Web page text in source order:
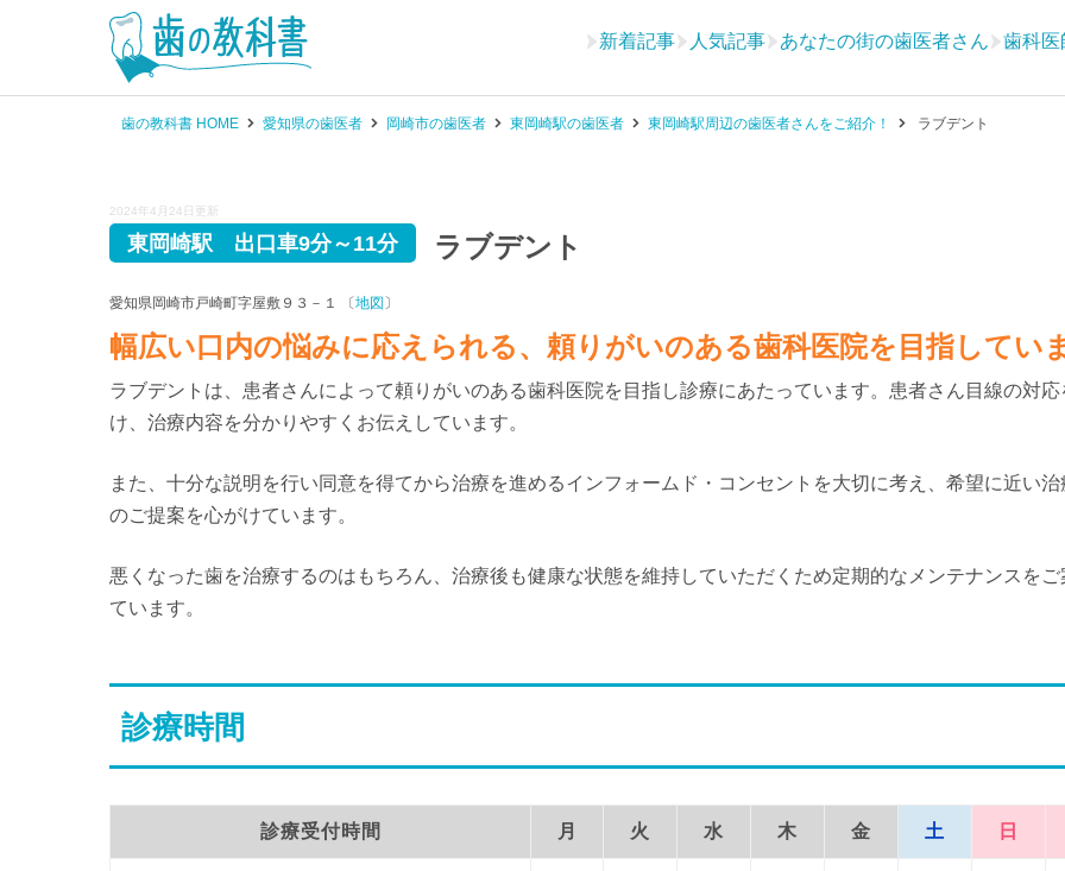
新着記事 人気記事 あなたの街の歯医者さん 歯科医
歯の教科書 HOME 愛知県の歯医者 岡崎市の歯医者 東岡崎駅の歯医者 東岡崎駅周辺の歯医者さんをご紹介！ ラブデント
2024年4月24日更新
ラブデント
東岡崎駅 出口車9分～11分
愛知県岡崎市戸崎町字屋敷９３－１ 〔地図 〕
幅広い口内の悩みに応えられる、頼りがいのある歯科医院を目指してい
ラブデントは、患者さんによって頼りがいのある歯科医院を目指し診療にあたっています。患者さん目線の対応
け、治療内容を分かりやすくお伝えしています。
また、十分な説明を行い同意を得てから治療を進めるインフォームド・コンセントを大切に考え、希望に近い治
のご提案を心がけています。
悪くなった歯を治療するのはもちろん、治療後も健康な状態を維持していただくため定期的なメンテナンスをご
ています。
診療時間
診療受付時間 月 火 水 木 金 土 日